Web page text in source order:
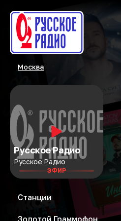
Москва
Русское Радио
Русское Радио
ЭФИР
Станции
Золотой Граммофон